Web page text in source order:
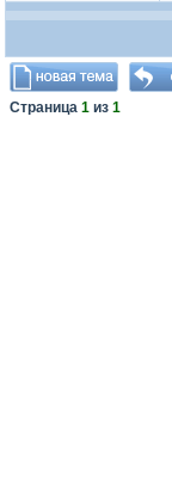
Страница 1 из 1